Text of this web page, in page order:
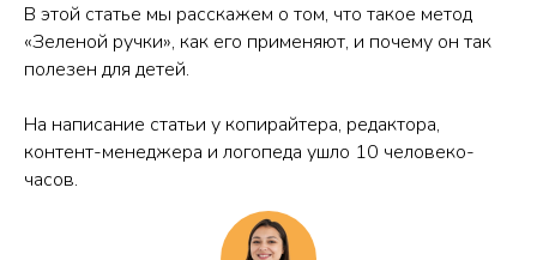
В этой статье мы расскажем о том, что такое метод
«Зеленой ручки», как его применяют, и почему он так
полезен для детей.
На написание статьи у копирайтера, редактора,
контент-менеджера и логопеда ушло 10 человеко-
часов.